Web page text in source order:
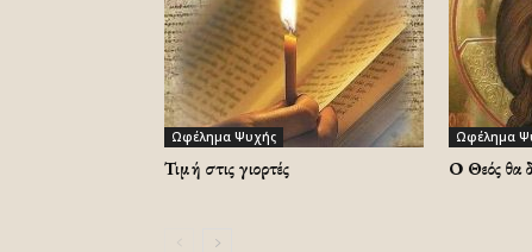
Ωφέλημα Ψυχής
Τιμή στις γιορτές
Ωφέλημα
Ο Θεός θα